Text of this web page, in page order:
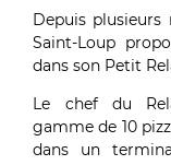
Depuis plusieurs
Saint-Loup
dans son Petit
Le chef du
gamme de 10
dans un